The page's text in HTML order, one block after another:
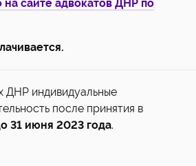
сайте адвокатов ДНР по
ДНР индивидуальные
после принятия в
31 июня 2023 года.